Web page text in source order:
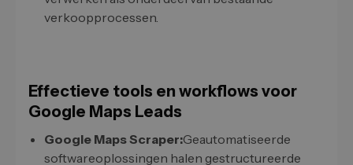
verkoopprocessen.
Effectieve tools en workflows voor
Google Maps Leads
Google Maps Scraper:Geautomatiseerde
softwareoplossingen halen gestructureerde